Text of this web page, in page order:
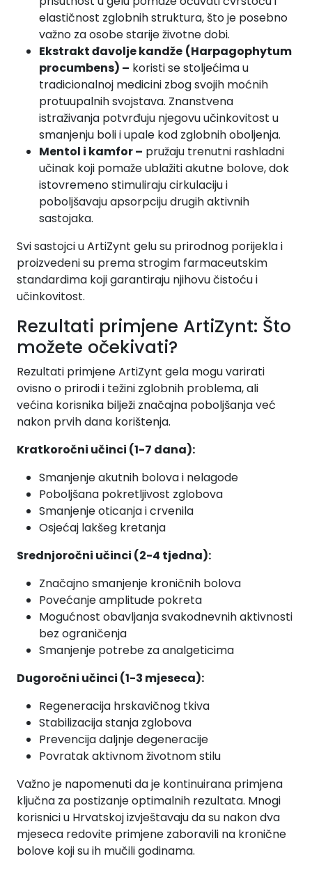
elastičnost zglobnih struktura, što je posebno
važno za osobe starije životne dobi.
Ekstrakt đavolje kandže (Harpagophytum
procumbens) – koristi se stoljećima u
tradicionalnoj medicini zbog svojih moćnih
protuupalnih svojstava. Znanstvena
istraživanja potvrđuju njegovu učinkovitost u
smanjenju boli i upale kod zglobnih oboljenja.
Mentol i kamfor – pružaju trenutni rashladni
učinak koji pomaže ublažiti akutne bolove, dok
istovremeno stimuliraju cirkulaciju i
poboljšavaju apsorpciju drugih aktivnih
sastojaka.
Svi sastojci u ArtiZynt gelu su prirodnog porijekla i
proizvedeni su prema strogim farmaceutskim
standardima koji garantiraju njihovu čistoću i
učinkovitost.
Rezultati primjene ArtiZynt: Što
možete očekivati?
Rezultati primjene ArtiZynt gela mogu varirati
ovisno o prirodi i težini zglobnih problema, ali
većina korisnika bilježi značajna poboljšanja već
nakon prvih dana korištenja.
Kratkoročni učinci (1-7 dana):
Smanjenje akutnih bolova i nelagode
Poboljšana pokretljivost zglobova
Smanjenje oticanja i crvenila
Osjećaj lakšeg kretanja
Srednjoročni učinci (2-4 tjedna):
Značajno smanjenje kroničnih bolova
Povećanje amplitude pokreta
Mogućnost obavljanja svakodnevnih aktivnosti
bez ograničenja
Smanjenje potrebe za analgeticima
Dugoročni učinci (1-3 mjeseca):
Regeneracija hrskavičnog tkiva
Stabilizacija stanja zglobova
Prevencija daljnje degeneracije
Povratak aktivnom životnom stilu
Važno je napomenuti da je kontinuirana primjena
ključna za postizanje optimalnih rezultata. Mnogi
korisnici u Hrvatskoj izvještavaju da su nakon dva
mjeseca redovite primjene zaboravili na kronične
bolove koji su ih mučili godinama.